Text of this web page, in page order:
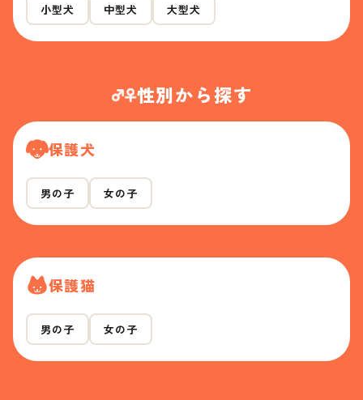
小型犬 中型犬 大型犬
性別から探す
保護犬
男の子 女の子
保護猫
男の子 女の子